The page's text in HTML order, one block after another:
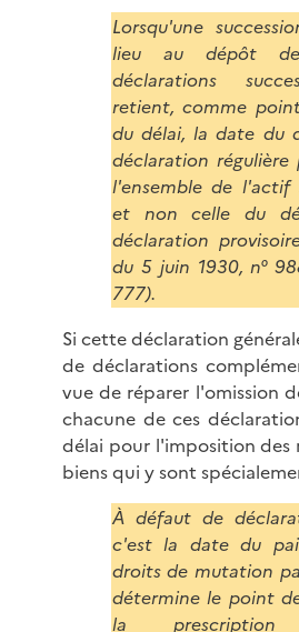
Lorsqu'une
lieu au dépôt de
déclarations
retient, comme
du délai, la date du
déclaration
l'ensemble de l'actif
et non celle du
déclaration
du 5 juin 1930, n°
777).
Si cette déclaration
de déclarations
vue de réparer l'omission
chacune de ces
délai pour l'imposition des
biens qui y sont
À défaut de
c'est la date du
droits de mutation
détermine le point
la prescription